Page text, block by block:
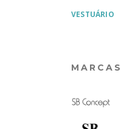
VESTUÁRIO
MARCAS